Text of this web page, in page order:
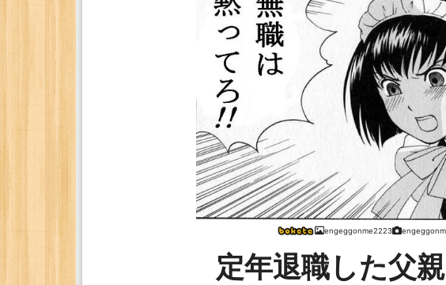
engeggonme2223
定年退職した父